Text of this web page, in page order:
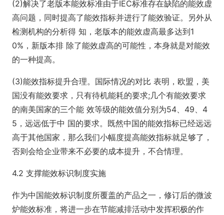
(2)解决了老版本能效标准由于IEC标准存在缺陷的能效虚
高问题，同时提高了能效指标并进行了能效验证。另外从
检测机构的分析得 知，老版本的能效虚高最多达到1
0%，新版本排 除了能效虚高的可能性，本身就是对能效
的一种提高。
(3)能效指标提升合理。国际情况的对比 表明，欧盟，美
国没有能效要求，只有待机能耗的要求;几个有能效要求
的南美国家的三个能 效等级的能效值分别为54、49、4
5，远远低于中 国的要求。既然中国的能效指标已经远远
高于其他国家，那么我们小幅度提高能效指标就足够了，
否则会给企业带来不必要的成本提升，不合情理。
4.2 支撑能效标识制度实施
作为中国能效标识制度所覆盖的产品之一，修订后的微波
炉能效标准，将进一步在节能减排活动中发挥积极的作